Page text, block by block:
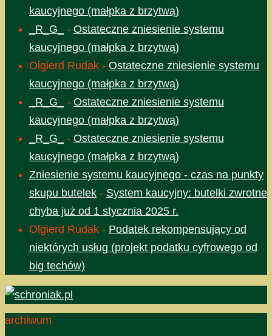
kaucyjnego (małpka z brzytwą)
_R_G_
- Ostateczne zniesienie systemu
kaucyjnego (małpka z brzytwą)
Olgierd Rudak - Ostateczne zniesienie systemu
kaucyjnego (małpka z brzytwą)
_R_G_
- Ostateczne zniesienie systemu
kaucyjnego (małpka z brzytwą)
_R_G_
- Ostateczne zniesienie systemu
kaucyjnego (małpka z brzytwą)
Zniesienie systemu kaucyjnego - czas na punkty
skupu butelek - System kaucyjny: butelki zwrotne
chyba już od 1 stycznia 2025 r.
Olgierd Rudak - Podatek rekompensujący od
niektórych usług (projekt podatku cyfrowego od
big techów)
archiwum